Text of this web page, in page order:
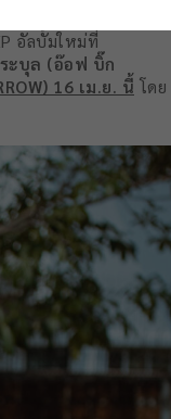
อัลบั้มใหม่ที่
ะบุล (อ๊อฟ บิ๊ก
16 เม.ย. นี้ โดย